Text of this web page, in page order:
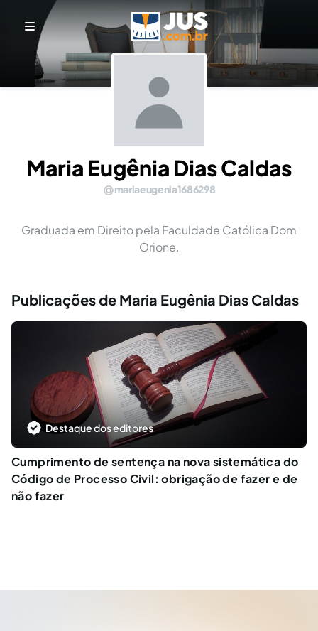
Maria Eugênia Dias Caldas
mariaeugenia1686298
Graduada em Direito pela Faculdade Católica Dom
Orione.
Publicações de Maria Eugênia Dias Caldas
Destaque dos editores
Cumprimento de sentença na nova sistemática do
Código de Processo Civil: obrigação de fazer e de
não fazer